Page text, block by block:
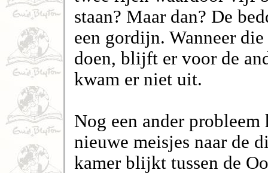
staan? Maar dan? De
een gordijn. Wanneer
doen, blijft er voor de
kwam er niet uit.
Nog een ander
nieuwe meisjes naar de
kamer blijkt tussen de